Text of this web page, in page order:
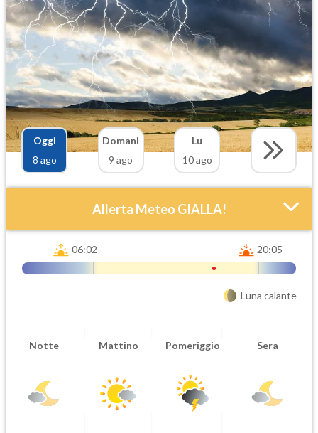
Oggi
8 ago
Domani
9 ago
Lu
10 ago
Allerta Meteo GIALLA!
Orario inizio
Ora fine
08-08T
06:02 20:05
Luna calante
Notte Mattino Pomeriggio Sera